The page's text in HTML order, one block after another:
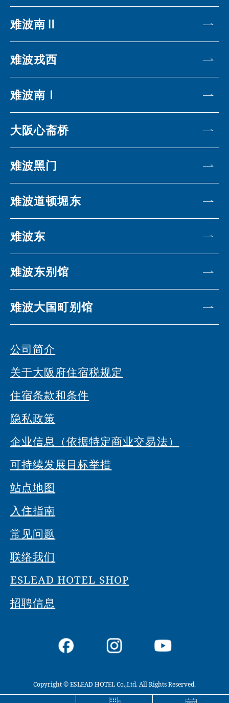
难波南Ⅱ
难波戎西
难波南Ⅰ
大阪心斋桥
难波黑门
难波道顿堀东
难波东
难波东别馆
难波大国町别馆
公司简介
关于大阪府住宿税规定
住宿条款和条件
隐私政策
企业信息（依据特定商业交易法）
可持续发展目标举措
站点地图
入住指南
常见问题
联络我们
ESLEAD HOTEL SHOP
招聘信息
Copyright © ESLEAD HOTEL Co.,Ltd. All Rights Reserved.